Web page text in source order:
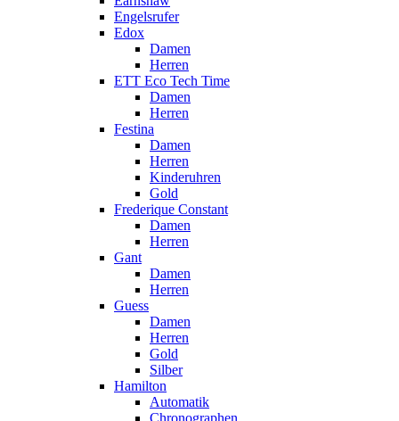
Engelsrufer
Edox
Damen
Herren
ETT Eco Tech Time
Damen
Herren
Festina
Damen
Herren
Kinderuhren
Gold
Frederique Constant
Damen
Herren
Gant
Damen
Herren
Guess
Damen
Herren
Gold
Silber
Hamilton
Automatik
Chronographen